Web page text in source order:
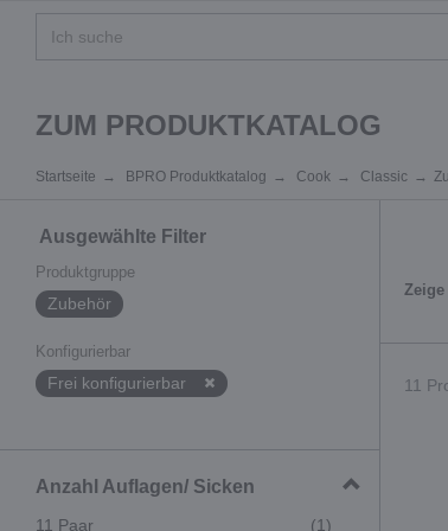
ZUM PRODUKTKATALOG
Startseite BPRO Produktkatalog Cook Classic
Ausgewählte Filter
Produktgruppe
Zubehör
Konfigurierbar
Frei konfigurierbar
Anzahl Auflagen/ Sicken
11 Paar (1)
Zeige
11